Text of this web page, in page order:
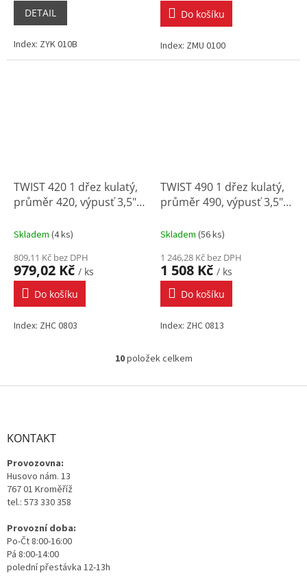
DETAIL
Index: ZYK 010B
Do košíku
Index: ZMU 0100
TWIST 420 1 dřez kulatý,
průměr 420, výpusť 3,5"
Skladem (4 ks)
809,11 Kč bez DPH
979,02 Kč / ks
Do košíku
Index: ZHC 0803
TWIST 490 1 dřez kulatý,
průměr 490, výpusť 3,5"
Skladem (56 ks)
1 246,28 Kč bez DPH
1 508 Kč / ks
Do košíku
Index: ZHC 0813
O
l
10položek celkem
Z
KONTAKT
Provozovna:
Husovo nám. 13
767 01 Kroměříž
tel.: 573 330 358
Provozní doba:
Po-Čt 8:00-16:00
Pá 8:00-14:00
polední přestávka 12-13h